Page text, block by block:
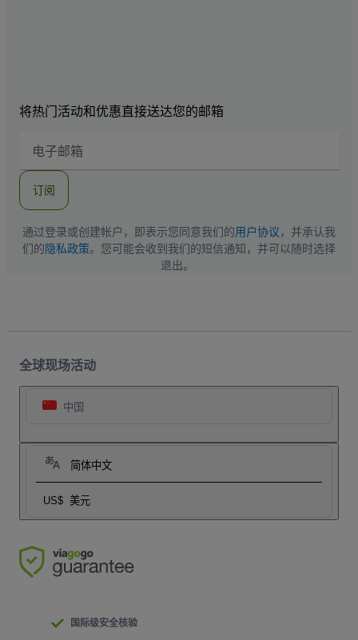
将热门活动和优惠直接送达您的邮箱
子
地
订阅
通过登录或创建帐户，即表示您同意我们的用户协议，并承认我
们的隐私政策。您可能会收到我们的短信通知，并可以随时选择
退出。
全球现场活动
中国
简体中文
US$ 美元
国际级安全核验